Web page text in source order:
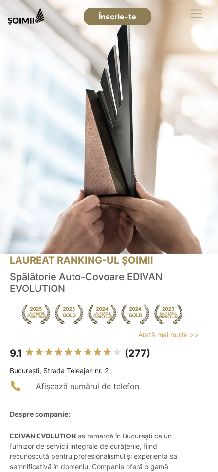
Înscrie-te
LAUREAT RANKING-UL ȘOIMII
Spălătorie Auto-Covoare EDIVAN
EVOLUTION
Arată mai multe >>
9.1 (277)
Bucureşti, Strada Teleajen nr. 2
Afișează numărul de telefon
Despre companie:
EDIVAN EVOLUTION se remarcă în București ca un
furnizor de servicii integrale de curățenie, fiind
recunoscută pentru profesionalismul și experiența sa
semnificativă în domeniu. Compania oferă o gamă